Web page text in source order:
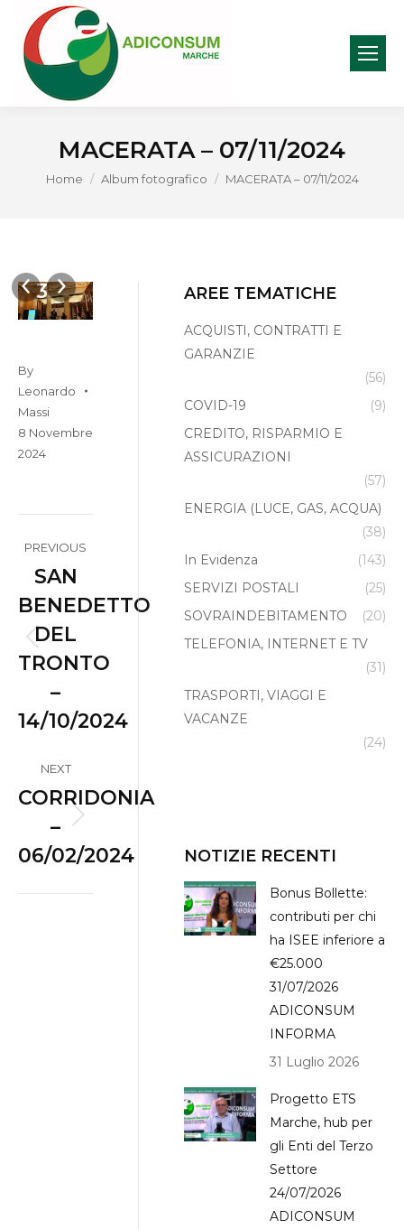
MACERATA – 07/11/2024
You are here:
Home Album fotografico MACERATA – 07/11/2024
3
6
7
1
By
Leonardo
Massi
8 Novembre
2024
navigation
PREVIOUS
album:
SAN
BENEDETTO
DEL
TRONTO
–
14/10/2024
NEXT
Next
album:
CORRIDONIA
–
06/02/2024
AREE TEMATICHE
ACQUISTI, CONTRATTI E
GARANZIE
(56)
COVID-19
(9)
CREDITO, RISPARMIO E
ASSICURAZIONI
(57)
ENERGIA (LUCE, GAS, ACQUA)
(38)
In Evidenza
(143)
SERVIZI POSTALI
(25)
SOVRAINDEBITAMENTO
(20)
TELEFONIA, INTERNET E TV
(31)
TRASPORTI, VIAGGI E
VACANZE
(24)
NOTIZIE RECENTI
Bonus Bollette:
contributi per chi
ha ISEE inferiore a
€25.000
31/07/2026
ADICONSUM
INFORMA
31 Luglio 2026
Progetto ETS
Marche, hub per
gli Enti del Terzo
Settore
24/07/2026
ADICONSUM